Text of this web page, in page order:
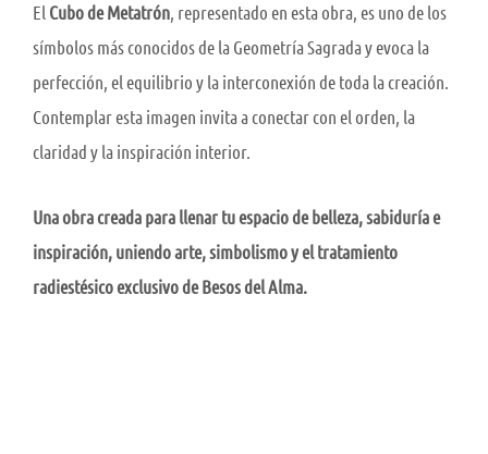
El Cubo de Metatrón, representado en esta obra, es uno de los
símbolos más conocidos de la Geometría Sagrada y evoca la
perfección, el equilibrio y la interconexión de toda la creación.
Contemplar esta imagen invita a conectar con el orden, la
claridad y la inspiración interior.
Una obra creada para llenar tu espacio de belleza, sabiduría e
inspiración, uniendo arte, simbolismo y el tratamiento
radiestésico exclusivo de Besos del Alma.